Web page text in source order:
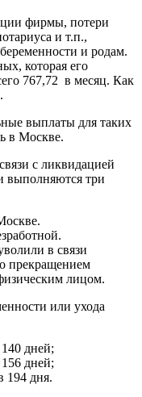
фирмы, потери
и т.п.,
и родам.
которая его
767,72 в месяц. Как
выплаты для таких
в Москве.
с ликвидацией
выполняются три
в связи
прекращением
лицом.
или ухода
дней;
дней;
194 дня.